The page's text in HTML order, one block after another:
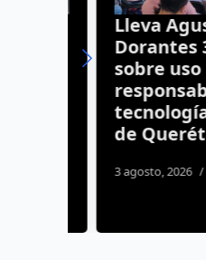
Lleva
Dorantes 38
sobre uso
responsable
tecnología a
de Querétaro
3 agosto, 2026